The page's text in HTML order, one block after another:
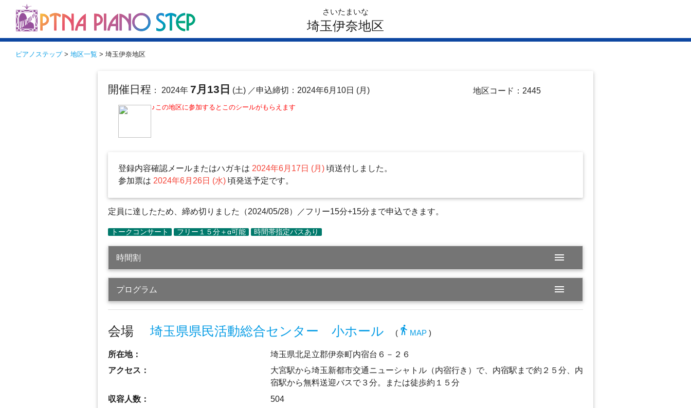
さいたまいな
埼玉伊奈地区
ピアノステップ> 地区一覧 > 埼玉伊奈地区
開催日程 ： 2024年 7月13日 (土) ／申込締切：2024年6月10日 (月) 地区コード：2445
♪この地区に参加するとこのシールがもらえます
登録内容確認メールまたはハガキは 2024年6月17日 (月)頃送付しました。
参加票は 2024年6月26日 (水)頃発送予定です。
定員に達したため、締め切りました（2024/05/28）／フリー15分+15分まで申込できます。
時間割 menu
プログラム menu
会場埼玉県県民活動総合センター 小ホール ( directions_walk MAP )
所在地：
埼玉県北足立郡伊奈町内宿台６－２６
アクセス：
大宮駅から埼玉新都市交通ニューシャトル（内宿行き）で、内宿駅まで約２５分、内
宿駅から無料送迎バスで３分。または徒歩約１５分
収容人数：
504